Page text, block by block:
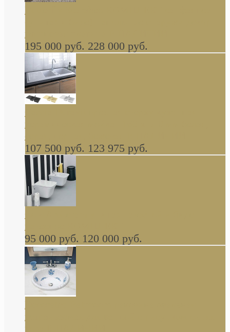
Butterfly Scarabeo КОМПЛЕКТ санфаянса
глянцевая платина В НАЛИЧИИ
195 000 руб. 228 000 руб.
керамическая мойка 1160 x 510 мм белая,
серая, черная, бежевая В НАЛИЧИИ
107 500 руб. 123 975 руб.
навесное КОМПЛЕКТ
95 000 руб. 120 000 руб.
Decorated Bathroom раковина овальная
встраиваемая для ванной с рисунком синяя
роза В НАЛИЧИИ